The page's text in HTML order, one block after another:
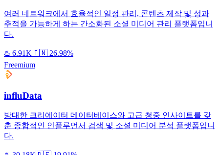
여러 네트워크에서 효율적인 일정 관리, 콘텐츠 제작 및 성과
추적을 가능하게 하는 간소화된 소셜 미디어 관리 플랫폼입니
다.
♨️ 6.91K🇮🇳 26.98%
Freemium
influData
방대한 크리에이터 데이터베이스와 고급 청중 인사이트를 갖
춘 종합적인 인플루언서 검색 및 소셜 미디어 분석 플랫폼입니
다.